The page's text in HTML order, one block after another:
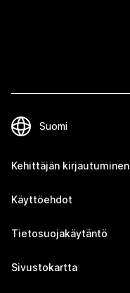
Kehittäjän kirjautuminen
Käyttöehdot
Tietosuojakäytäntö
Sivustokartta